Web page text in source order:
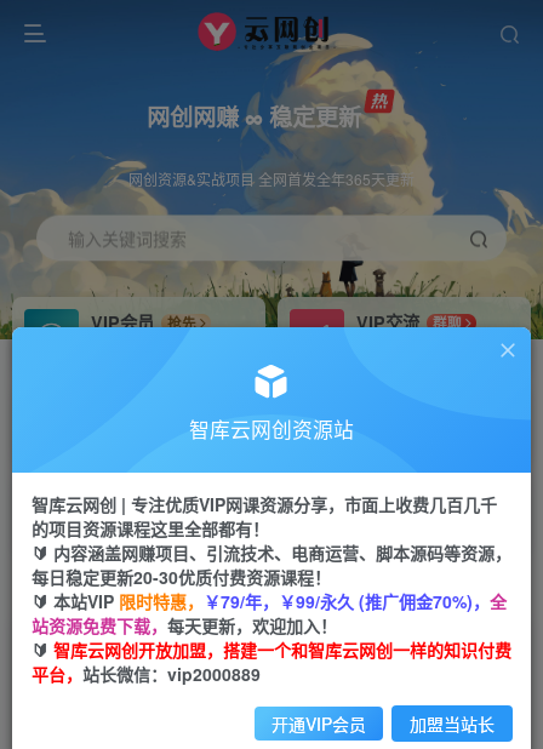
网创网赚 ∞ 稳定更新
网创资源&实战项目 全网首发全年365天更新
输入关键词搜索
VIP会员
抢先
VIP交流
群聊
研究探讨更多创业项目路子。
会员专属推广链接
网赚网创 项目
365天稳定跟新
APP下载
GO
首页 创业课程 会员专属 正文
（8102期）暴利虚拟掘金，男杏健康赛道，成本
高客单，单月轻松破万
关注 私信
智库云网创资源站
智库云网创 | 专注优质VIP网课资源分享，市面上收费几百几千
的项目资源课程这里全部都有！
🔰 内容涵盖网赚项目、引流技术、电商运营、脚本源码等资源，
每日稳定更新20-30优质付费资源课程！
🔰 本站VIP 限时特惠， ￥79/年，￥99/永久 (推广佣金70%)， 全
站资源免费下载， 每天更新，欢迎加入！
🔰 智库云网创开放加盟，搭建一个和智库云网创一样的知识付费
平台， 站长微信：vip2000889
开通VIP会员 加盟当站长